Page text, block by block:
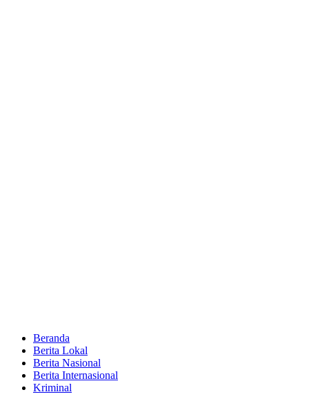
Beranda
Berita Lokal
Berita Nasional
Berita Internasional
Kriminal